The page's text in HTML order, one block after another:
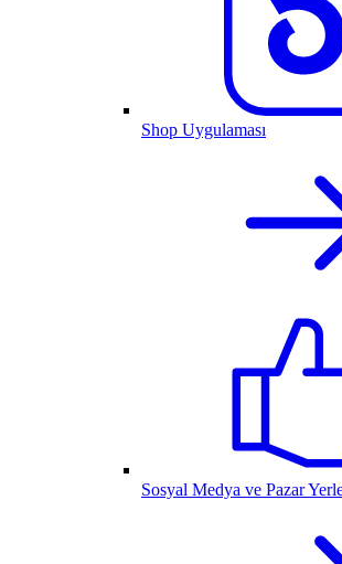
Shop Uygulaması
Sosyal Medya ve Pazar